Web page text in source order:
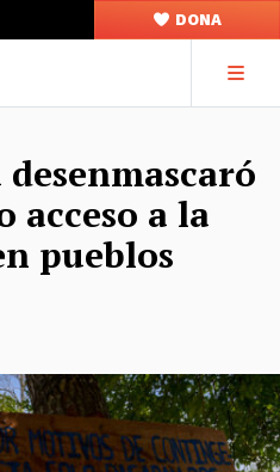
DONA
a la
pueblos